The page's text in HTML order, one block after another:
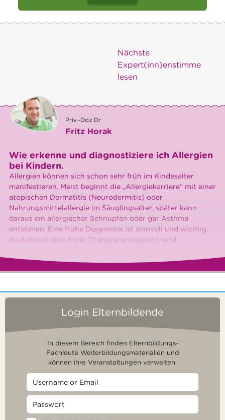
Nächste
Expert(inn)enstimme
lesen
Priv.-Doz.Dr
Fritz Horak
Wie erkenne und diagnostiziere ich Allergien
bei Kindern.
Allergien können sich schon sehr früh im Kindesalter
manifestieren. Meist beginnt die „Allergiekarriere“ mit einer
atopischen Dermatitis (Neurodermitis) oder
Nahrungsmittelallergie im Säuglingsalter, später kann
daraus ein allergischer Schnupfen oder gar Asthma
entstehen. Eine frühe Diagnostik ist sinnvoll und wichtig,
da dadurch eine frühe Therapie ermöglicht wird.
Login Elternbildende
In diesem Bereich finden Elternbildungs-
Fachleute Weiterbildungsmaterialien und
können ihre Veranstaltungen verwalten.